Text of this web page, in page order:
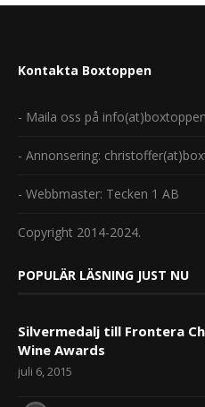
Kontakta Boxtoppen
- Maila oss på
- Annonsering:
- Webbmaster: Tecken 1 AB
Copyright 2014-2024.
POPULÄR LÄSNING JUST NU
Silvermedalj till Frontera
Wine Awards
juli 6, 2015